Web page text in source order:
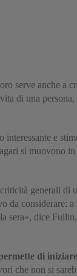
serve anche a
di una
interessante e
si muovono
generali di
da considerare:
sera», dice
di
che non si